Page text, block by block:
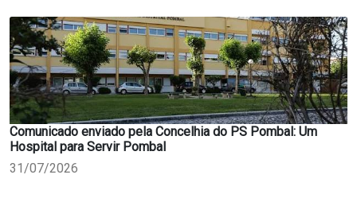
Comunicado enviado pela Concelhia do PS Pombal: Um
Hospital para Servir Pombal
31/07/2026